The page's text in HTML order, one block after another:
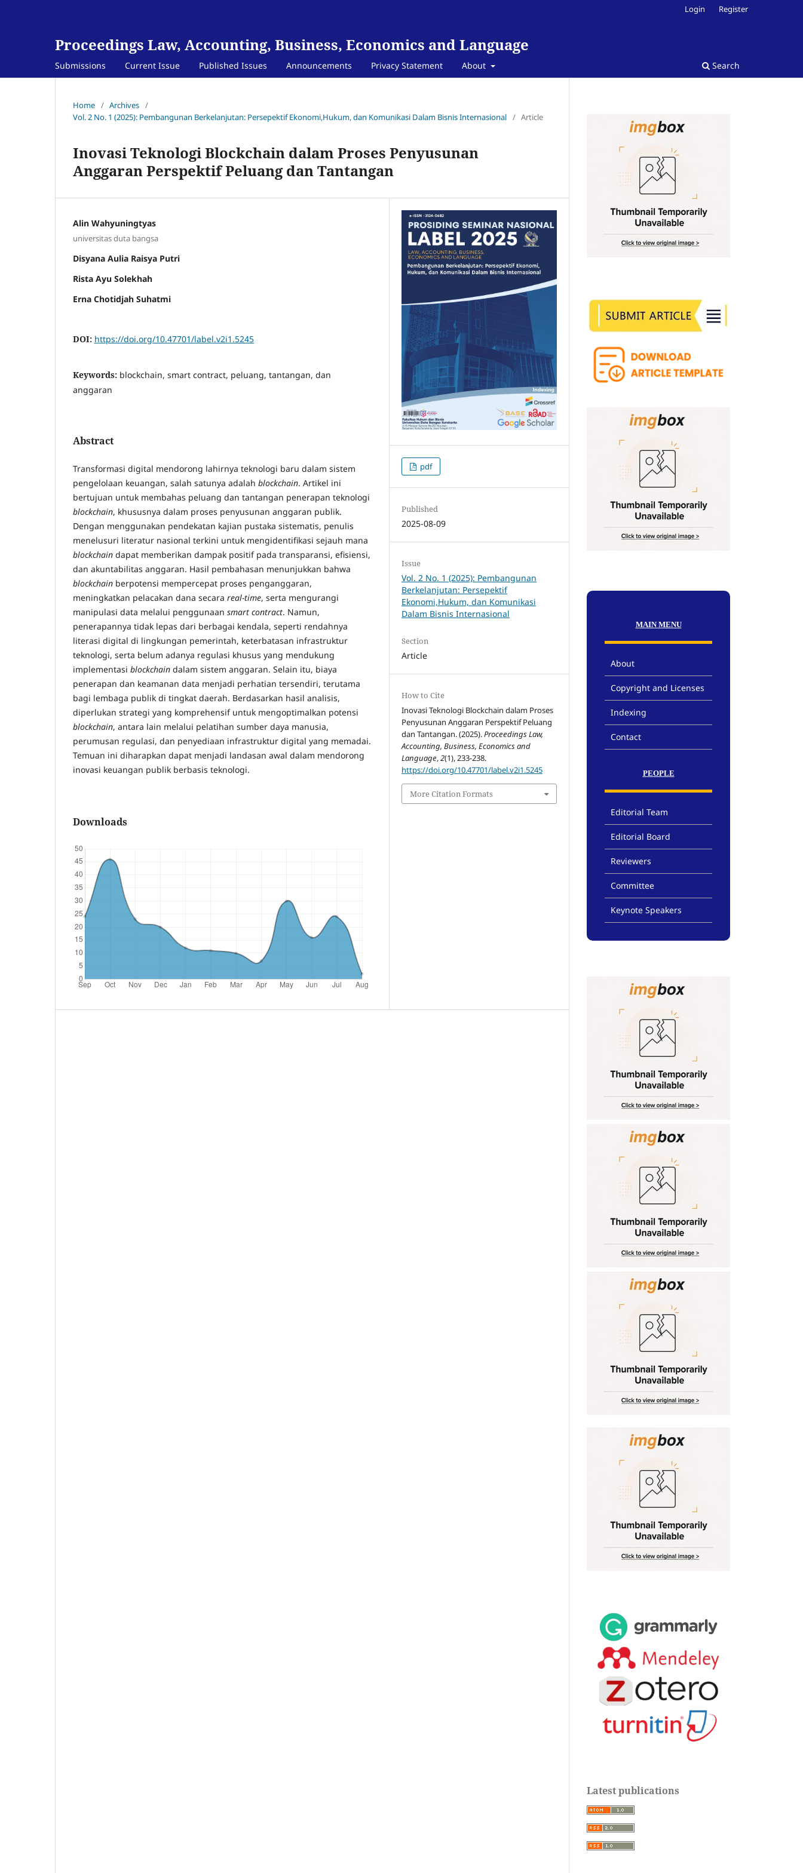
Proceedings Law, Accounting, Business, Economics and Language
Submissions Current Issue Published Issues Announcements Privacy Statement About Search
Login Register
Home / Archives /
Vol. 2 No. 1 (2025): Pembangunan Berkelanjutan: Persepektif Ekonomi,Hukum, dan Komunikasi Dalam Bisnis Internasional / Article
Inovasi Teknologi Blockchain dalam Proses Penyusunan
Anggaran Perspektif Peluang dan Tantangan
Alin Wahyuningtyas
universitas duta bangsa
Disyana Aulia Raisya Putri
Rista Ayu Solekhah
Erna Chotidjah Suhatmi
DOI: https://doi.org/10.47701/label.v2i1.5245
Keywords: blockchain, smart contract, peluang, tantangan, dan
anggaran
Abstract
Transformasi digital mendorong lahirnya teknologi baru dalam sistem
pengelolaan keuangan, salah satunya adalah blockchain. Artikel ini
bertujuan untuk membahas peluang dan tantangan penerapan teknologi
blockchain, khususnya dalam proses penyusunan anggaran publik.
Dengan menggunakan pendekatan kajian pustaka sistematis, penulis
menelusuri literatur nasional terkini untuk mengidentifikasi sejauh mana
blockchain dapat memberikan dampak positif pada transparansi, efisiensi,
dan akuntabilitas anggaran. Hasil pembahasan menunjukkan bahwa
blockchain berpotensi mempercepat proses penganggaran,
meningkatkan pelacakan dana secara real-time, serta mengurangi
manipulasi data melalui penggunaan smart contract. Namun,
penerapannya tidak lepas dari berbagai kendala, seperti rendahnya
literasi digital di lingkungan pemerintah, keterbatasan infrastruktur
teknologi, serta belum adanya regulasi khusus yang mendukung
implementasi blockchain dalam sistem anggaran. Selain itu, biaya
penerapan dan keamanan data menjadi perhatian tersendiri, terutama
bagi lembaga publik di tingkat daerah. Berdasarkan hasil analisis,
diperlukan strategi yang komprehensif untuk mengoptimalkan potensi
blockchain, antara lain melalui pelatihan sumber daya manusia,
perumusan regulasi, dan penyediaan infrastruktur digital yang memadai.
Temuan ini diharapkan dapat menjadi landasan awal dalam mendorong
inovasi keuangan publik berbasis teknologi.
Downloads
pdf
Published
2025-08-09
Issue
Vol. 2 No. 1 (2025): Pembangunan
Berkelanjutan: Persepektif
Ekonomi,Hukum, dan Komunikasi
Dalam Bisnis Internasional
Section
Article
How to Cite
Inovasi Teknologi Blockchain dalam Proses
Penyusunan Anggaran Perspektif Peluang
dan Tantangan. (2025).Proceedings Law,
Accounting, Business, Economics and
Language,2(1), 233-238.
https://doi.org/10.47701/label.v2i1.5245
More Citation Formats
MAIN MENU
About
Copyright and Licenses
Indexing
Contact
PEOPLE
Editorial Team
Editorial Board
Reviewers
Committee
Keynote Speakers
Latest publications